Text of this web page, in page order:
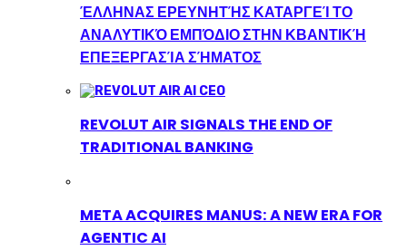
ΈΛΛΗΝΑΣ ΕΡΕΥΝΗΤΉΣ ΚΑΤΑΡΓΕΊ ΤΟ
ΑΝΑΛΥΤΙΚΌ ΕΜΠΌΔΙΟ ΣΤΗΝ ΚΒΑΝΤΙΚΉ
ΕΠΕΞΕΡΓΑΣΊΑ ΣΉΜΑΤΟΣ
REVOLUT AIR SIGNALS THE END OF
TRADITIONAL BANKING
META ACQUIRES MANUS: A NEW ERA FOR
AGENTIC AI